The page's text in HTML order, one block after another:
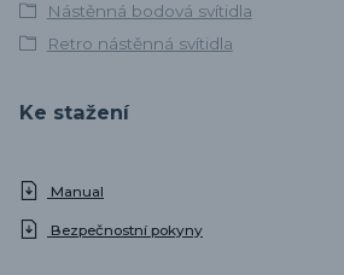
Nástěnná bodová svítidla
Retro nástěnná svítidla
Ke stažení
Manual
Bezpečnostní pokyny